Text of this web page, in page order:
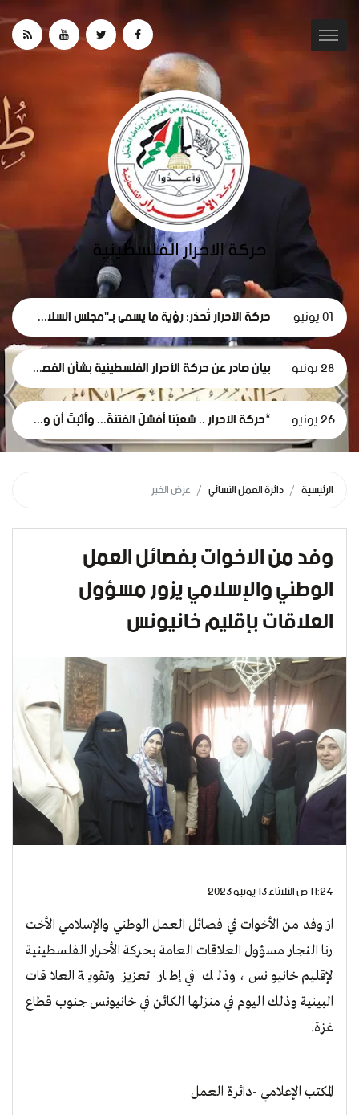
01 يونيو حركة الأحرار تُحذر: رؤية ما يسمى بـ"مجلس السلام" لغزة تهدف لتقويض الحقوق الوطنية الفلسطينية.
28 يونيو بيان صادر عن حركة الأحرار الفلسطينية بشأن الفصل التعسفي لموظفي وكالة الغوث، وإعلان التضامن مع اعتصامهم المشروع
26 يونيو *حركة الأحرار .. شعبُنا أفشلَ الفتنةَ... وأثبتَ أن وعيَه أقوى من مؤامرات الاحتلال*
الرئيسية دائرة العمل النسائي عرض الخبر
وفد من الاخوات بفصائل العمل
الوطني والإسلامي يزور مسؤول
العلاقات بإقليم خانيونس
11:24 ص الثلاثاء 13 يونيو 2023
ارَ وفد من الأخوات في فصائل العمل الوطني والإسلامي الأخت
رنا النجار مسؤول العلاقات العامة بحركة الأحرار الفلسطينية
لإقليم خانيونس ، وذلك في إطار تعزيز وتقوية العلاقات
البينية وذلك اليوم في منزلها الكائن في خانيونس جنوب قطاع
غزة.
المكتب الإعلامي -دائرة العمل